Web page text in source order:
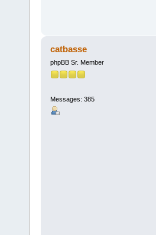
catbasse
phpBB Sr. Member
Messages: 385